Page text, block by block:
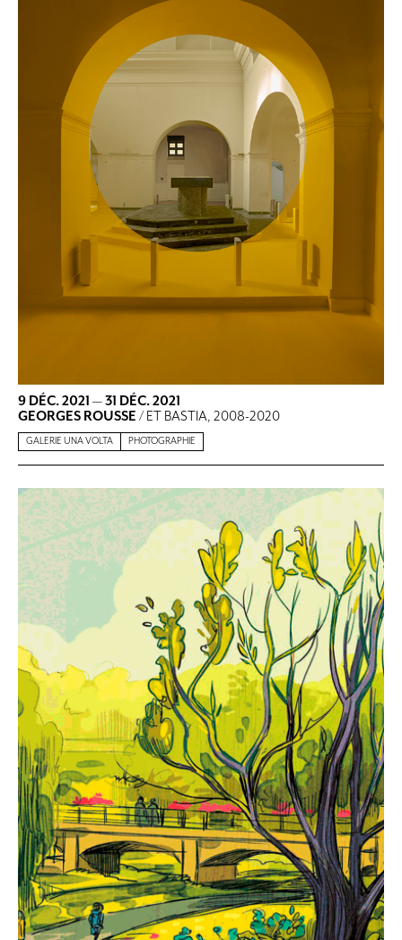
9 DÉC. 2021 —31 DÉC. 2021
GEORGES ROUSSE / ET BASTIA, 2008-2020
GALERIE UNA VOLTA PHOTOGRAPHIE